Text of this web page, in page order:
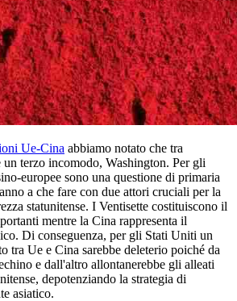
Ue-Cina abbiamo notato che tra
terzo incomodo, Washington. Per gli
europee sono una questione di primaria
a che fare con due attori cruciali per la
statunitense. I Ventisette costituiscono il
mentre la Cina rappresenta il
Di conseguenza, per gli Stati Uniti un
tra Ue e Cina sarebbe deleterio poiché da
e dall'altro allontanerebbe gli alleati
depotenziando la strategia di
asiatico.